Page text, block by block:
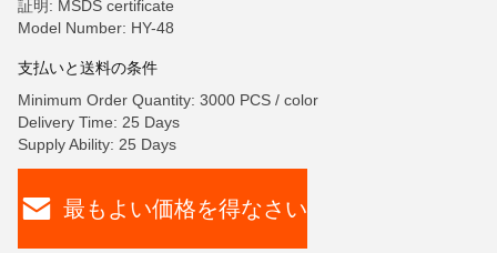
証明: MSDS certificate
Model Number: HY-48
支払いと送料の条件
Minimum Order Quantity: 3000 PCS / color
Delivery Time: 25 Days
Supply Ability: 25 Days
最もよい価格を得なさい